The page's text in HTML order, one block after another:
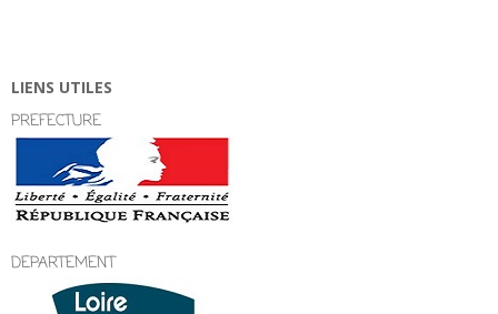
LIENS UTILES
PREFECTURE
DEPARTEMENT